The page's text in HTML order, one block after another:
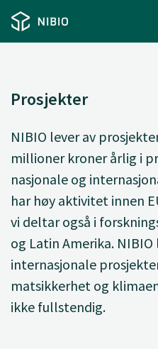
Prosjekter
NIBIO lever av
millioner kroner årlig i
nasjonale og
har høy aktivitet innen
vi deltar også i
og Latin Amerika.
internasjonale
matsikkerhet og
ikke fullstendig.